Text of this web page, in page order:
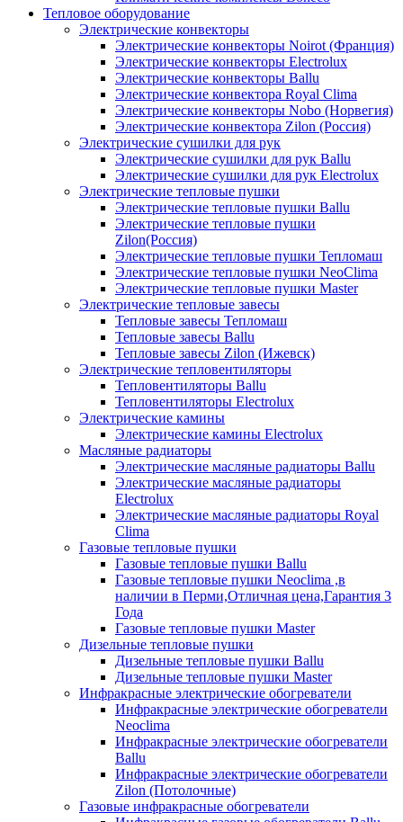
Тепловое оборудование
Электрические конвекторы
Электрические конвекторы Noirot (Франция)
Электрические конвекторы Electrolux
Электрические конвекторы Ballu
Электрические конвектора Royal Clima
Электрические конвекторы Nobo (Норвегия)
Электрические конвектора Zilon (Россия)
Электрические сушилки для рук
Электрические сушилки для рук Ballu
Электрические сушилки для рук Electrolux
Электрические тепловые пушки
Электрические тепловые пушки Ballu
Электрические тепловые пушки
Zilon(Россия)
Электрические тепловые пушки Тепломаш
Электрические тепловые пушки NeoClima
Электрические тепловые пушки Master
Электрические тепловые завесы
Тепловые завесы Тепломаш
Тепловые завесы Ballu
Тепловые завесы Zilon (Ижевск)
Электрические тепловентиляторы
Тепловентиляторы Ballu
Тепловентиляторы Electrolux
Электрические камины
Электрические камины Electrolux
Масляные радиаторы
Электрические масляные радиаторы Ballu
Электрические масляные радиаторы
Electrolux
Электрические масляные радиаторы Royal
Clima
Газовые тепловые пушки
Газовые тепловые пушки Ballu
Газовые тепловые пушки Neoclima ,в
наличии в Перми,Отличная цена,Гарантия 3
Года
Газовые тепловые пушки Master
Дизельные тепловые пушки
Дизельные тепловые пушки Ballu
Дизельные тепловые пушки Master
Инфракрасные электрические обогреватели
Инфракрасные электрические обогреватели
Neoclima
Инфракрасные электрические обогреватели
Ballu
Инфракрасные электрические обогреватели
Zilon (Потолочные)
Газовые инфракрасные обогреватели